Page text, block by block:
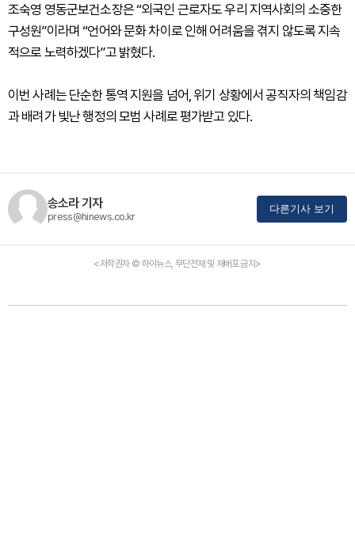
조숙영 영동군보건소장은 “외국인 근로자도 우리 지역사회의 소중한
구성원”이라며 “언어와 문화 차이로 인해 어려움을 겪지 않도록 지속
적으로 노력하겠다”고 밝혔다.
이번 사례는 단순한 통역 지원을 넘어, 위기 상황에서 공직자의 책임감
과 배려가 빛난 행정의 모범 사례로 평가받고 있다.
송소라 기자
press@hinews.co.kr
다른기사 보기
<저작권자 © 하이뉴스, 무단전재 및 재배포 금지>